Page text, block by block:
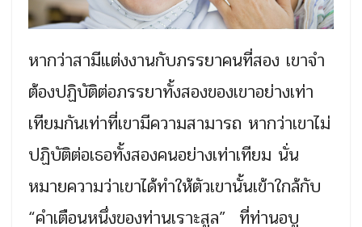
หากว่าสามีแต่งงานกับภรรยาคนที่สอง เขาจำ
ต้องปฏิบัติต่อภรรยาทั้งสองของเขาอย่างเท่า
เทียมกันเท่าที่เขามีความสามารถ หากว่าเขาไม่
ปฏิบัติต่อเธอทั้งสองคนอย่างเท่าเทียม นั่น
หมายความว่าเขาได้ทำให้ตัวเขานั้นเข้าใกล้กับ
“คำเตือนหนึ่งของท่านเราะสูล” ที่ท่านอบู